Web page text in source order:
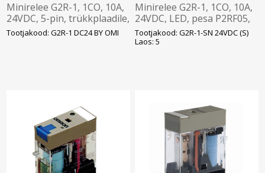
Minirelee G2R-1, 1CO, 10A,
24VDC, 5-pin, trükkplaadile,
Omron
Tootjakood: G2R-1 DC24 BY OMI
Minirelee G2R-1, 1CO, 10A,
24VDC, LED, pesa P2RF05,
Omron
Tootjakood: G2R-1-SN 24VDC (S)
Laos: 5